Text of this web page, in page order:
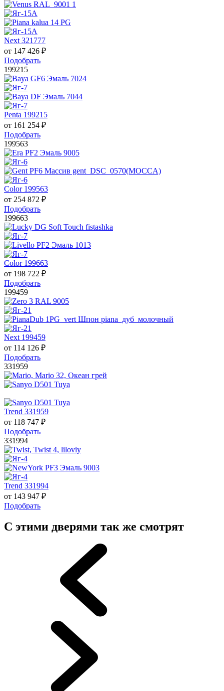
Next 321777
от 147 426 ₽
Подобрать
199215
Penta 199215
от 161 254 ₽
Подобрать
199563
Color 199563
от 254 872 ₽
Подобрать
199663
Color 199663
от 198 722 ₽
Подобрать
199459
Next 199459
от 114 126 ₽
Подобрать
331959
Trend 331959
от 118 747 ₽
Подобрать
331994
Trend 331994
от 143 947 ₽
Подобрать
С этими дверями так же смотрят